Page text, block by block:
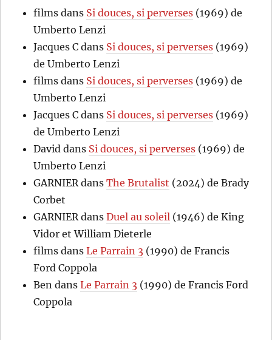
films dans Si douces, si perverses (1969) de
Umberto Lenzi
Jacques C dans Si douces, si perverses (1969)
de Umberto Lenzi
films dans Si douces, si perverses (1969) de
Umberto Lenzi
Jacques C dans Si douces, si perverses (1969)
de Umberto Lenzi
David dans Si douces, si perverses (1969) de
Umberto Lenzi
GARNIERdansThe Brutalist (2024) de Brady
Corbet
GARNIERdansDuel au soleil (1946) de King
Vidor et William Dieterle
films dansLe Parrain 3 (1990) de Francis
Ford Coppola
Ben dansLe Parrain 3 (1990) de Francis Ford
Coppola